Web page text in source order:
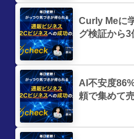
Curly Meに
グ検証から
AI不安度
頼で集めて